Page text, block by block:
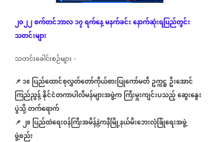
၂၀၂၂စက်တင်ဘာလ၁၇ရက်နေ့မနက်ခင်းနောက်ဆုံးရပြည်တွင်း
သတင်းများ
သတင်းခေါင်းစဉ်များ -
📌 ၁။ ပြည်ထောင်စုလွှတ်တော်ကိုယ်စားပြုကော်မတီဥက္ကဋ္ဌ ဦးအောင်
ကြည်ညွန့်နိုင်ငံတကာပါလီမန်များအဖွဲ့ကကြီးမှူးကျင်းပသည့်ဆွေးနွေး
ပွဲသို့တက်ရောက်
📌၂။ ပြည်ထဲရေးဝန်ကြီးအမိန့်နဲ့ကနီမြို့နယ်မီးဘေးလုံခြုံရေးအဖွဲ့
ဖွဲ့စည်း